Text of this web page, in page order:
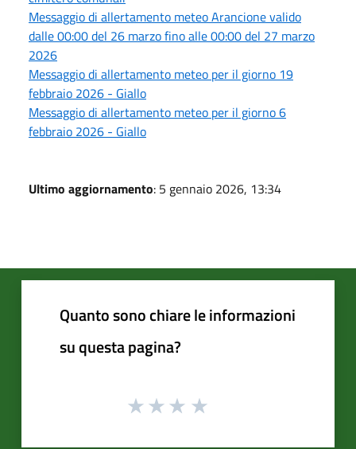
Messaggio di allertamento meteo Arancione valido
dalle 00:00 del 26 marzo fino alle 00:00 del 27 marzo
2026
Messaggio di allertamento meteo per il giorno 19
febbraio 2026 - Giallo
Messaggio di allertamento meteo per il giorno 6
febbraio 2026 - Giallo
Ultimo aggiornamento: 5 gennaio 2026, 13:34
Quanto sono chiare le informazioni
su questa pagina?